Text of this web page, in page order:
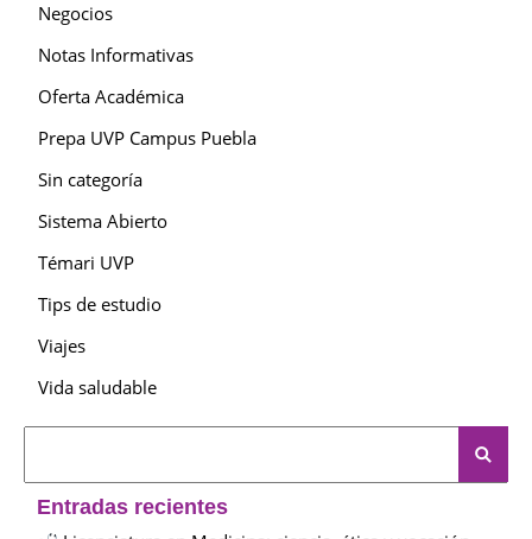
Negocios
Notas Informativas
Oferta Académica
Prepa UVP Campus Puebla
Sin categoría
Sistema Abierto
Témari UVP
Tips de estudio
Viajes
Vida saludable
Entradas recientes